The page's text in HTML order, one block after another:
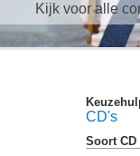
Kijk voor alle
CD's
Soort CD